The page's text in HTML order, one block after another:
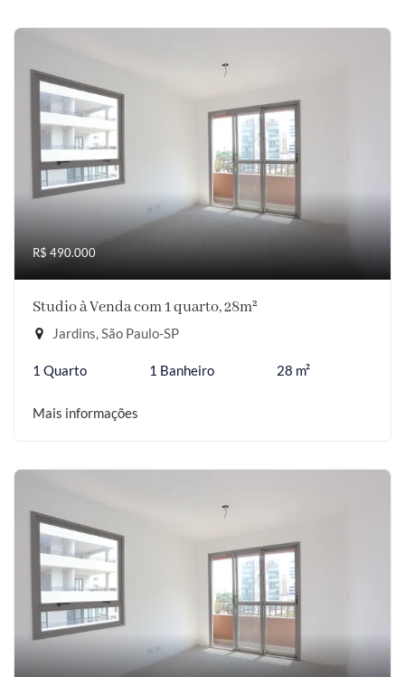
R$ 490.000
Studio à Venda com 1 quarto, 28m²
Jardins, São Paulo-SP
1 Quarto 1 Banheiro 28 m²
Mais informações